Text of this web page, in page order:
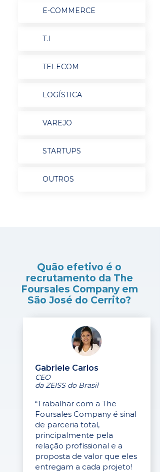
E-COMMERCE
T.I
TELECOM
LOGÍSTICA
VAREJO
STARTUPS
OUTROS
Quão efetivo é o
recrutamento da The
Foursales Company em
São José do Cerrito?
Gabriele Carlos
CEO
da ZEISS do Brasil
“Trabalhar com a The
Foursales Company é sinal
de parceria total,
principalmente pela
relação profissional e a
proposta de valor que eles
entregam a cada projeto!